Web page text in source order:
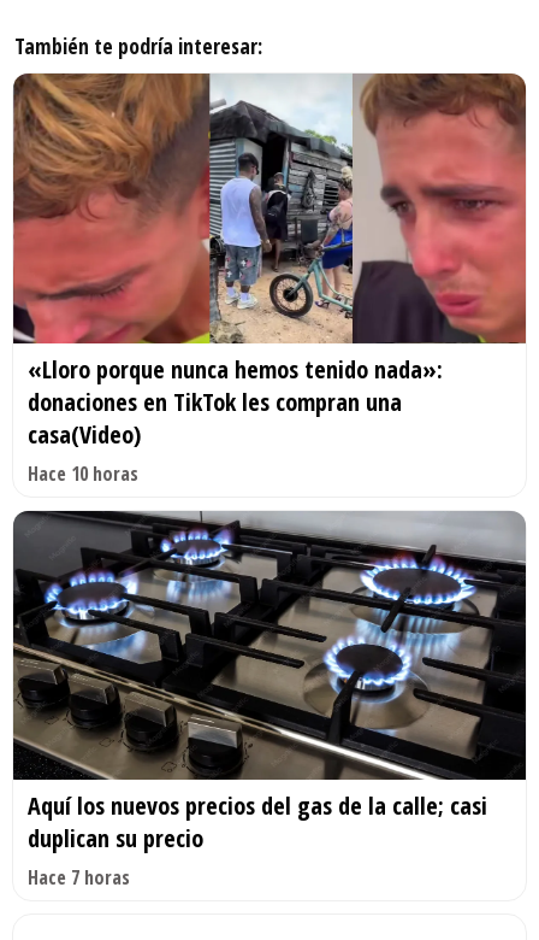
También te podría interesar:
«Lloro porque nunca hemos tenido nada»:
donaciones en TikTok les compran una
casa(Video)
Hace 10 horas
Aquí los nuevos precios del gas de la calle; casi
duplican su precio
Hace 7 horas